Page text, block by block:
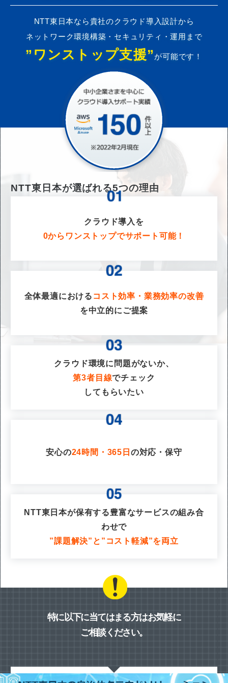
NTT東日本なら貴社のクラウド導入設計から
ネットワーク環境構築・セキュリティ・運用まで
”ワンストップ支援” が可能です！
NTT東日本が選ばれる5つの理由
クラウド導入を
0からワンストップでサポート可能！
全体最適における コスト効率・業務効率の改善
を中立的にご提案
クラウド環境に問題がないか、
第3者目線でチェック
してもらいたい
安心の24時間・365日 の対応・保守
NTT東日本が保有する豊富なサービスの組み合
わせで
”課題解決”と”コスト軽減”を両立
特に以下に当てはまる方はお気軽に
ご相談ください。